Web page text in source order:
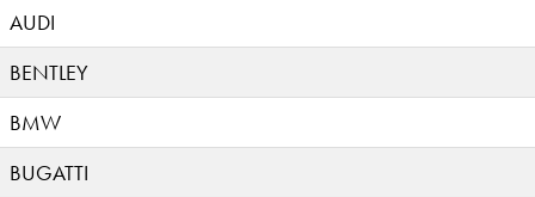
AUDI
BENTLEY
BMW
BUGATTI